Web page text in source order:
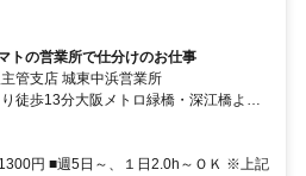
トの営業所で仕分けのお仕事
管支店 城東中浜営業所
徒歩13分大阪メトロ緑橋・深江橋より
円 ■週5日～、１日2.0h～ＯＫ ※上記